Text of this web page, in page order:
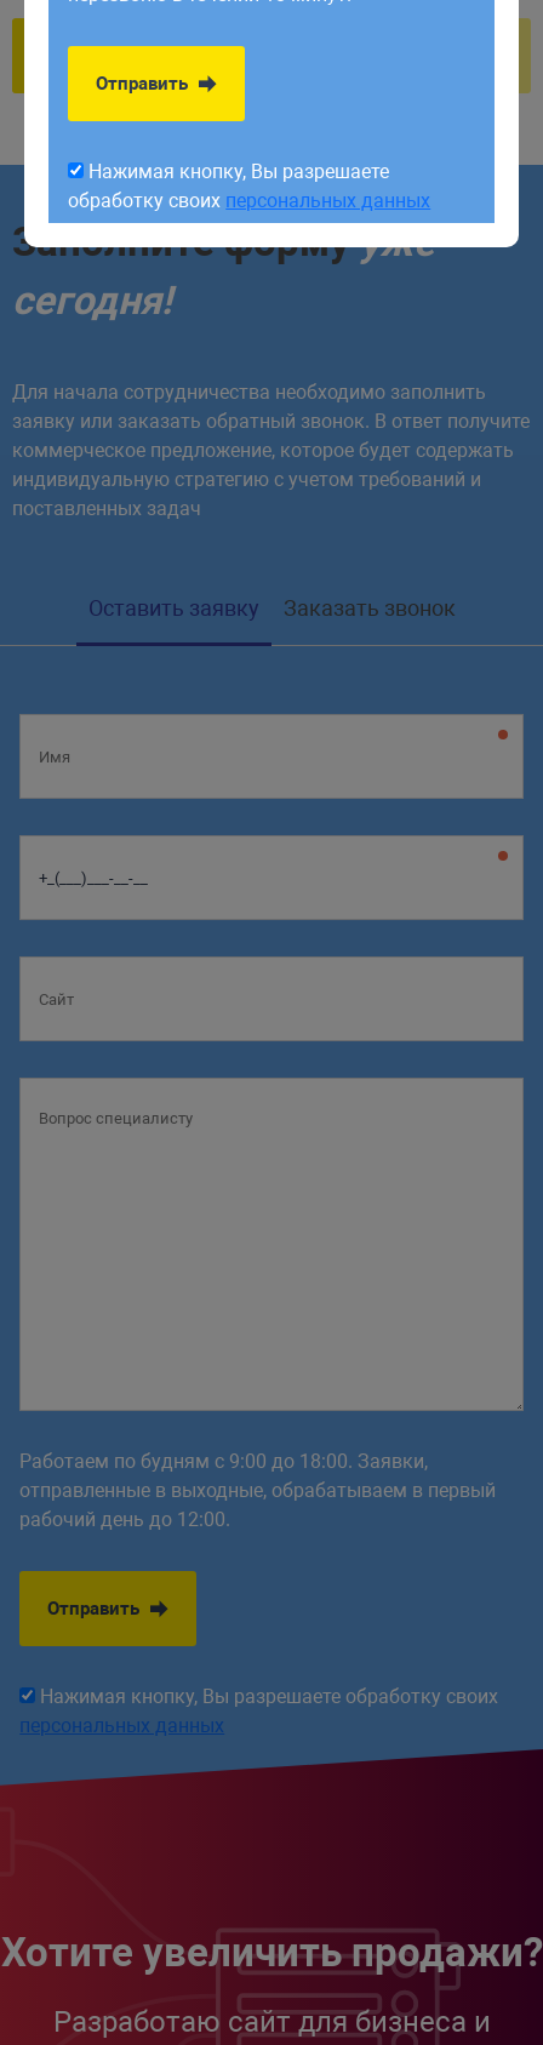
Заполните формууже
сегодня!
Для начала сотрудничества необходимо заполнить
заявку или заказать обратный звонок. В ответ получите
коммерческое предложение, которое будет содержать
индивидуальную стратегию с учетом требований и
поставленных задач
Оставить заявку Заказать звонок
Работаем по будням с 9:00 до 18:00. Заявки,
отправленные в выходные, обрабатываем в первый
рабочий день до 12:00.
Отправить
Нажимая кнопку, Вы разрешаете обработку своих
персональных данных
Хотите увеличить продажи?
Разработаю сайт для бизнеса и
обработку своихперсональных данных
Отправить
Нажимая кнопку, Вы разрешаете
обработку своих персональных данных